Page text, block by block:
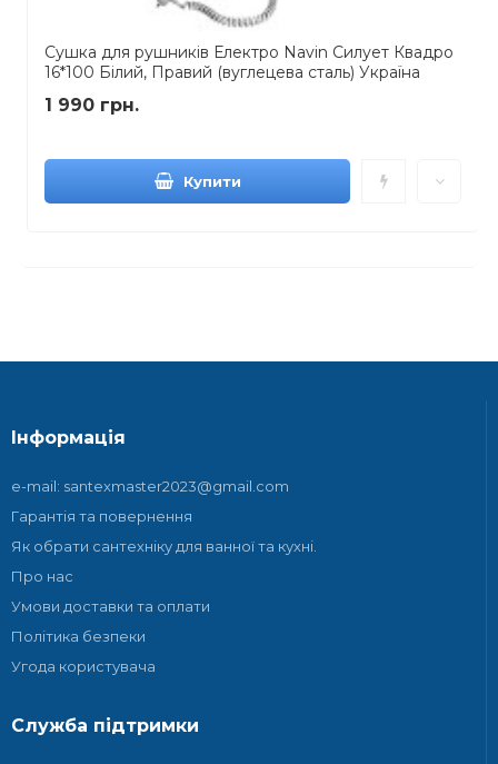
Сушка для рушників Електро Navin Силует Квадро
16*100 Білий, Правий (вуглецева сталь) Україна
1 990 грн.
Купити
Інформація
e-mail: santexmaster2023@gmail.com
Гарантія та повернення
Як обрати сантехніку для ванної та кухні.
Про нас
Умови доставки та оплати
Політика безпеки
Угода користувача
Служба підтримки